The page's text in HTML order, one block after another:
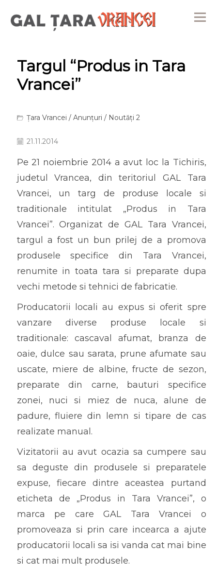
Targul “Produs in Tara
Vrancei”
Țara Vrancei / Anunțuri / Noutăți 2
21.11.2014
Pe 21 noiembrie 2014 a avut loc la Tichiris,
judetul Vrancea, din teritoriul GAL Tara
Vrancei, un targ de produse locale si
traditionale intitulat „Produs in Tara
Vrancei”. Organizat de GAL Tara Vrancei,
targul a fost un bun prilej de a promova
produsele specifice din Tara Vrancei,
renumite in toata tara si preparate dupa
vechi metode si tehnici de fabricatie.
Producatorii locali au expus si oferit spre
vanzare diverse produse locale si
traditionale: cascaval afumat, branza de
oaie, dulce sau sarata, prune afumate sau
uscate, miere de albine, fructe de sezon,
preparate din carne, bauturi specifice
zonei, nuci si miez de nuca, alune de
padure, fluiere din lemn si tipare de cas
realizate manual.
Vizitatorii au avut ocazia sa cumpere sau
sa deguste din produsele si preparatele
expuse, fiecare dintre aceastea purtand
eticheta de „Produs in Tara Vrancei”, o
marca pe care GAL Tara Vrancei o
promoveaza si prin care incearca a ajute
producatorii locali sa isi vanda cat mai bine
si cat mai mult produsele.